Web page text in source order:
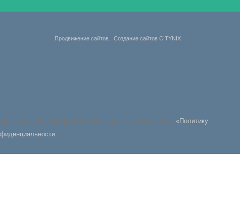
Продвижение сайтов. Создание сайтов CITYNIX
cookie, которые мы используем, прочтите нашу «Политику